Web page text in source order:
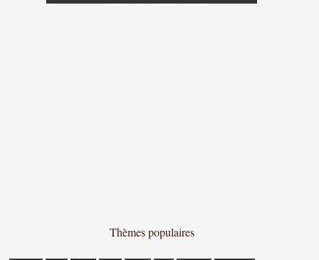
Thèmes populaires